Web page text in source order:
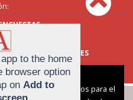
DE LOS LECTORES
de cookies:
nuestras y de terceros para el
to the home
browser option
on Add to